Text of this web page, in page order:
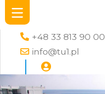
+48 33 813 90 00
info@tu1.pl